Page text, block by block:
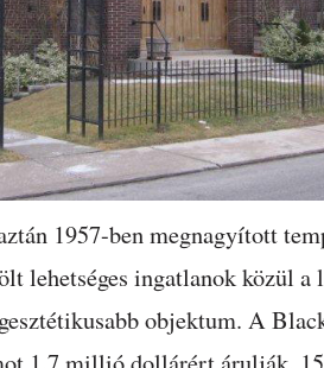
1957-ben megnagyított
lehetséges ingatlanok közül a
objektum. A